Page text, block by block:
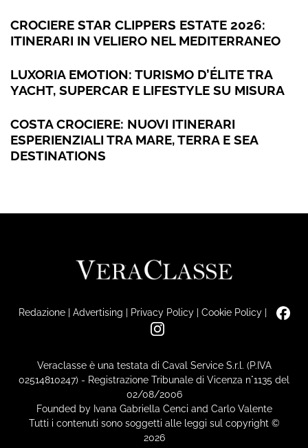
CROCIERE STAR CLIPPERS ESTATE 2026:
ITINERARI IN VELIERO NEL MEDITERRANEO
LUXORIA EMOTION: TURISMO D’ÉLITE TRA
YACHT, SUPERCAR E LIFESTYLE SU MISURA
COSTA CROCIERE: NUOVI ITINERARI
ESPERIENZIALI TRA MARE, TERRA E SEA
DESTINATIONS
Redazione| Advertising | Privacy Policy| Cookie Policy|
Veraclasse è una testata di Caval Service S.r.l. (P.IVA
02514810247) - Registrazione Tribunale di Vicenza n°1135 del
02/08/2006
Founded by Ivana Gabriella Cenci and Carlo Valente
Tutti i contenuti sono soggetti alle leggi sul copyright ©
2026